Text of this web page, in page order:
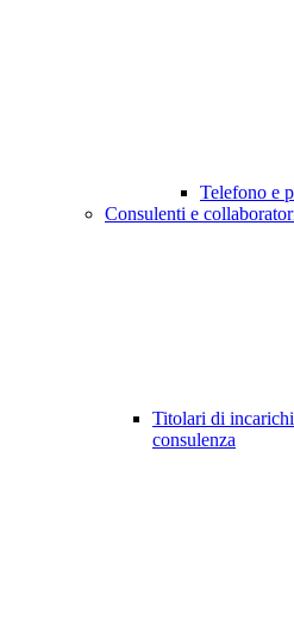
Telefono e
Consulenti e
Titolari di
consulenza